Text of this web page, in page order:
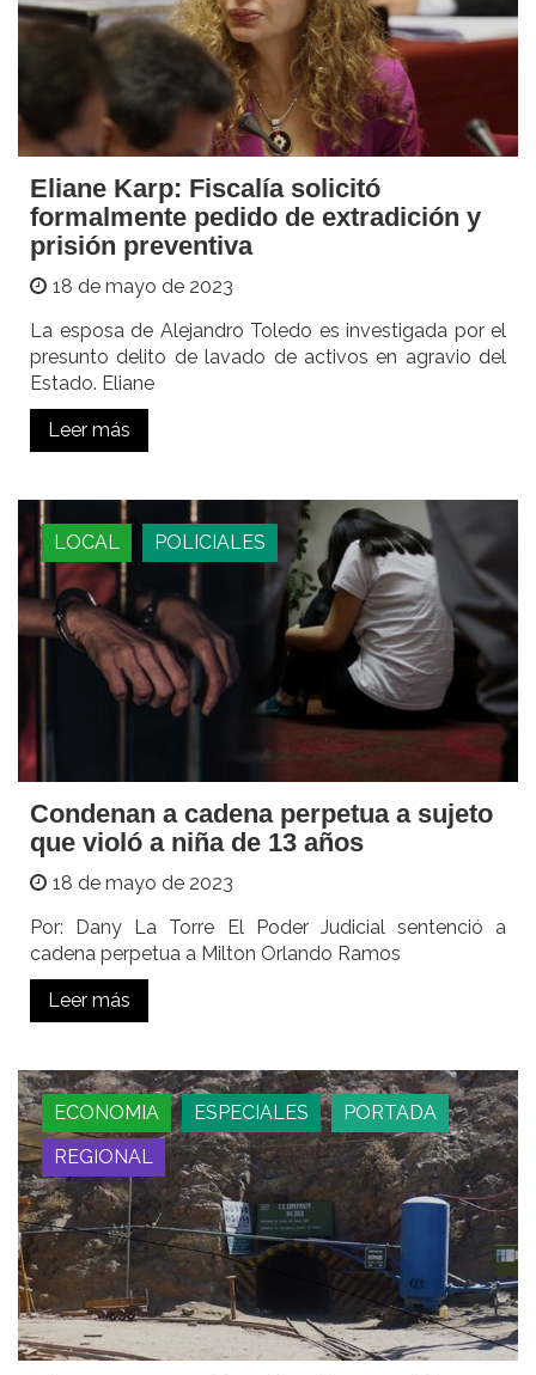
Eliane Karp: Fiscalía solicitó
formalmente pedido de extradición y
prisión preventiva
18 de mayo de 2023
La esposa de Alejandro Toledo es investigada por el
presunto delito de lavado de activos en agravio del
Estado. Eliane
Leer más
LOCAL POLICIALES
Condenan a cadena perpetua a sujeto
que violó a niña de 13 años
18 de mayo de 2023
Por: Dany La Torre El Poder Judicial sentenció a
cadena perpetua a Milton Orlando Ramos
Leer más
ECONOMIA ESPECIALES
PORTADA
REGIONAL